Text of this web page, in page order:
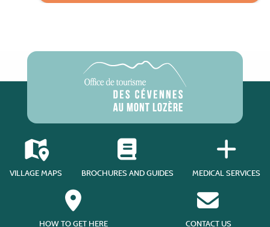
VILLAGE MAPS BROCHURES AND GUIDES MEDICAL SERVICES
HOW TO GET HERE CONTACT US